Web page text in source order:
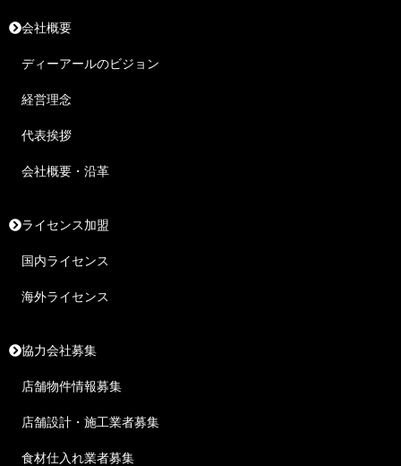
会社概要
ディーアールのビジョン
経営理念
代表挨拶
会社概要・沿革
ライセンス加盟
国内ライセンス
海外ライセンス
協力会社募集
店舗物件情報募集
店舗設計・施工業者募集
食材仕入れ業者募集